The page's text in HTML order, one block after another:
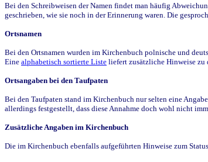
Bei den Schreibweisen der Namen findet man häufig
geschrieben, wie sie noch in der Erinnerung waren. Die
Ortsnamen
Bei den Ortsnamen wurden im Kirchenbuch polnische und
Eine alphabetisch sortierte Liste liefert zusätzliche Hinweise zu
Ortsangaben bei den Taufpaten
Bei den Taufpaten stand im Kirchenbuch nur selten eine
allerdings festgestellt, dass diese Annahme doch wohl nicht
Zusätzliche Angaben im Kirchenbuch
Die im Kirchenbuch ebenfalls aufgeführten Hinweise zum